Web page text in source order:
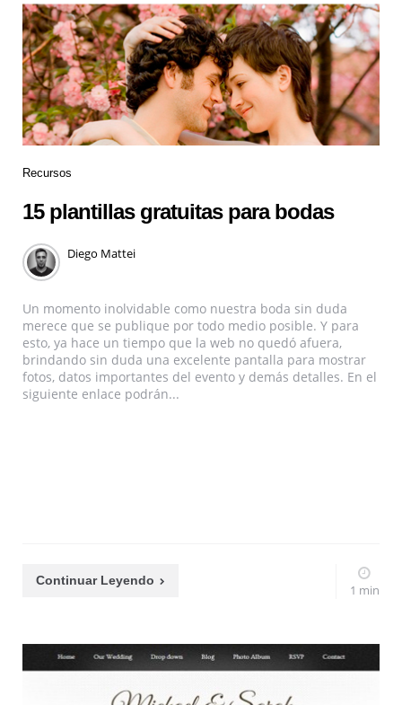
Recursos
15 plantillas gratuitas para bodas
Diego Mattei
Un momento inolvidable como nuestra boda sin duda
merece que se publique por todo medio posible. Y para
esto, ya hace un tiempo que la web no quedó afuera,
brindando sin duda una excelente pantalla para mostrar
fotos, datos importantes del evento y demás detalles. En el
siguiente enlace podrán...
Continuar Leyendo
1 min